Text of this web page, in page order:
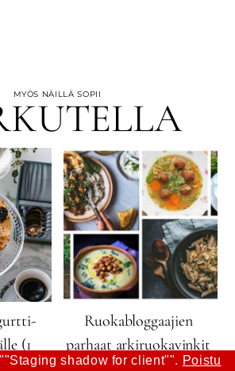
MYÖS NÄILLÄ SOPII
(1
Ruokabloggaajien
parhaat arkiruokavinkit
shadow for client"". Poistu